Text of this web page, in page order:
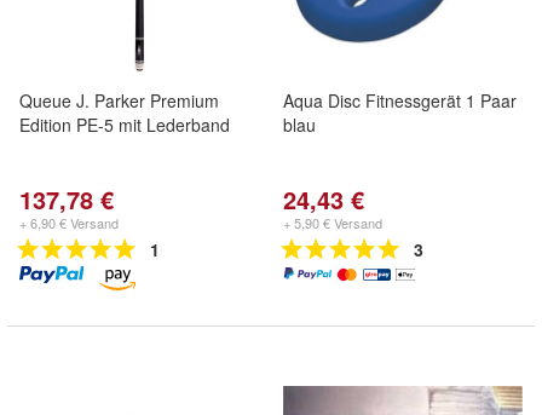
Queue J. Parker Premium
Edition PE-5 mit Lederband
137,78 €
+ 6,90 € Versand
1
Aqua Disc Fitnessgerät 1 Paar
blau
24,43 €
+ 5,90 € Versand
3